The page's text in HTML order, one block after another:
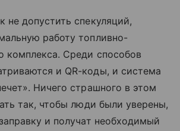
не допустить спекуляций,
работу топливно-
комплекса. Среди способов
и QR-коды, и система
Ничего страшного в этом
так, чтобы люди были уверены,
и получат необходимый